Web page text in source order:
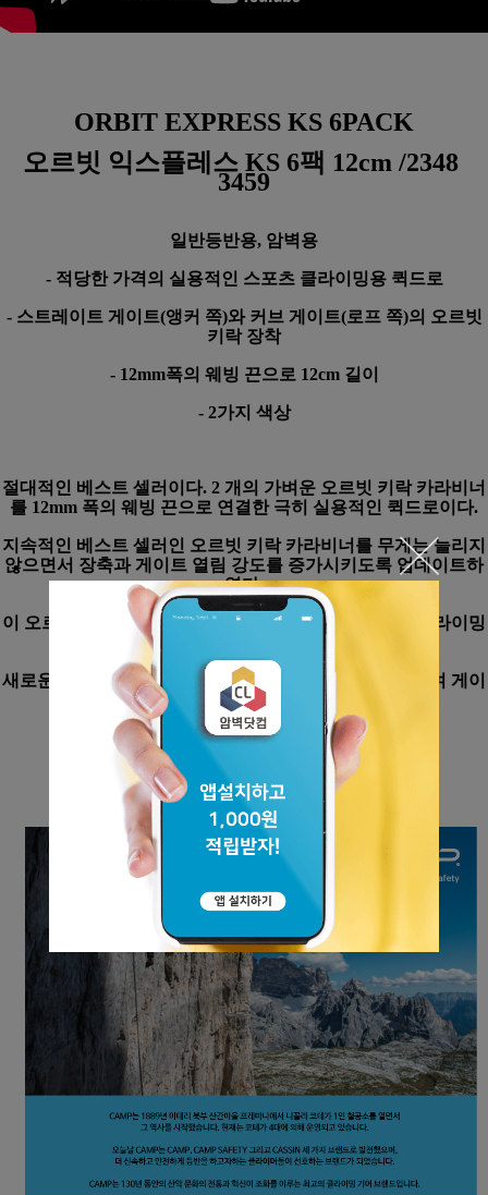
ORBIT EXPRESS KS 6PACK
오르빗 익스플레스 KS 6팩 12cm /2348
3459
일반등반용, 암벽용
- 적당한 가격의 실용적인 스포츠 클라이밍용 퀵드로
- 스트레이트 게이트(앵커 쪽)와 커브 게이트(로프 쪽)의 오르빗
키락 장착
- 12mm폭의 웨빙 끈으로 12cm 길이
- 2가지 색상
절대적인 베스트 셀러이다. 2 개의 가벼운 오르빗 키락 카라비너
를 12mm 폭의 웨빙 끈으로 연결한 극히 실용적인 퀵드로이다.
지속적인 베스트 셀러인 오르빗 키락 카라비너를 무게는 늘리지
않으면서 장축과 게이트 열림 강도를 증가시키도록 업데이트하
였다.
이 오르빗은 대단한 내구성과 매끈한 클리핑 작동으로 클라이밍
에서는 항상 찾게 되는 영원한 동반자이며,
새로운 스피어락 잠금은 안전성과 기능성을 높이기 위하여 게이
트와 노우즈 사이의 간격을 줄였다.